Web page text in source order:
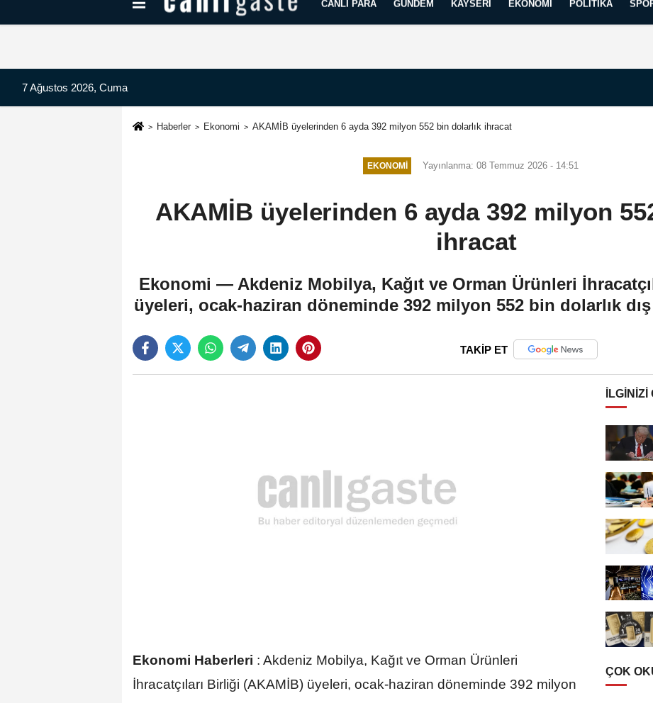
Kayseri Haberleri Can Radyo Dinle
CANLI PARA GÜNDEM KAYSERI EKONOMI POLITIKA
7 Ağustos 2026, Cuma
Haberler Ekonomi AKAMİB üyelerinden 6 ayda 392 milyon 552 bin dolarlık ihracat
EKONOMI Yayınlanma: 08 Temmuz 2026 - 14:51
AKAMİB üyelerinden 6 ayda 392 milyon
ihracat
Ekonomi — Akdeniz Mobilya, Kağıt ve Orman Ürünleri
üyeleri, ocak-haziran döneminde 392 milyon 552 bin dolarlık
TAKİP ET
Ekonomi Haberleri : Akdeniz Mobilya, Kağıt ve Orman Ürünleri
İhracatçıları Birliği (AKAMİB) üyeleri, ocak-haziran döneminde 392 milyon
ÇOK